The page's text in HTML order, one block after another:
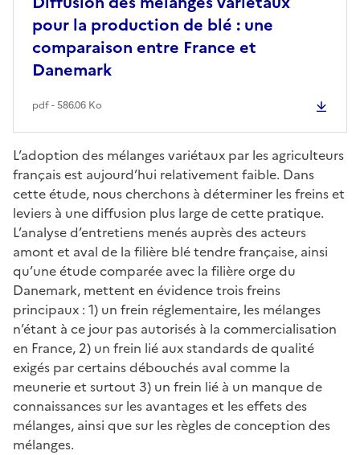
pour la production de blé : une
comparaison entre France et
Danemark
pdf - 586.06 Ko
L’adoption des mélanges variétaux par les agriculteurs
français est aujourd’hui relativement faible. Dans
cette étude, nous cherchons à déterminer les freins et
leviers à une diffusion plus large de cette pratique.
L’analyse d’entretiens menés auprès des acteurs
amont et aval de la filière blé tendre française, ainsi
qu’une étude comparée avec la filière orge du
Danemark, mettent en évidence trois freins
principaux : 1) un frein réglementaire, les mélanges
n’étant à ce jour pas autorisés à la commercialisation
en France, 2) un frein lié aux standards de qualité
exigés par certains débouchés aval comme la
meunerie et surtout 3) un frein lié à un manque de
connaissances sur les avantages et les effets des
mélanges, ainsi que sur les règles de conception des
mélanges.